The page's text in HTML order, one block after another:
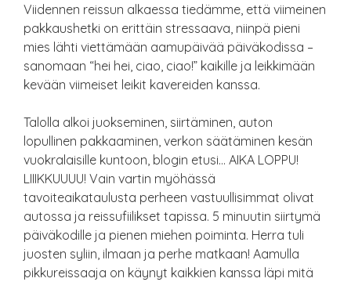
Viidennen reissun alkaessa tiedämme, että viimeinen
pakkaushetki on erittäin stressaava, niinpä pieni
mies lähti viettämään aamupäivää päiväkodissa –
sanomaan “hei hei, ciao, ciao!” kaikille ja leikkimään
kevään viimeiset leikit kavereiden kanssa.
Talolla alkoi juokseminen, siirtäminen, auton
lopullinen pakkaaminen, verkon säätäminen kesän
vuokralaisille kuntoon, blogin etusi… AIKA LOPPU!
LIIIKKUUUU! Vain vartin myöhässä
tavoiteaikataulusta perheen vastuullisimmat olivat
autossa ja reissufiilikset tapissa. 5 minuutin siirtymä
päiväkodille ja pienen miehen poiminta. Herra tuli
juosten syliin, ilmaan ja perhe matkaan! Aamulla
pikkureissaaja on käynyt kaikkien kanssa läpi mitä